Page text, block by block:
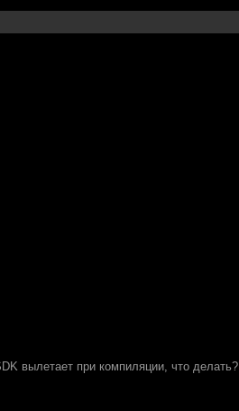
вылетает при компиляции, что делать?